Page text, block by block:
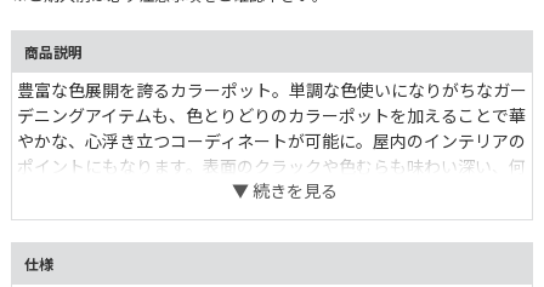
商品説明
豊富な色展開を誇るカラーポット。単調な色使いになりがちなガー
デニングアイテムも、色とりどりのカラーポットを加えることで華
かな、心浮き立つコーディネートが可能に。屋内のインテリアの
ポイントにもなります。表面のクラックや色むらも味わい深い、何
仕様